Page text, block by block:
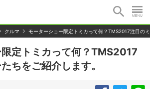
クルマ モーターショー限定トミカって何？TMS2017注目の
定トミカって何？TMS2017
ちをご紹介します。